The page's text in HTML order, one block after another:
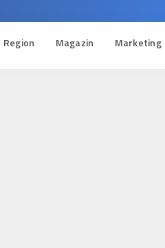
Region Magazin Marketing